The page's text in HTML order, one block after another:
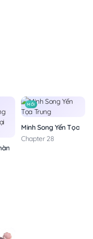
Con Ngỗng Vàng Của
MỚI
Minh Song Yến Tọa
Chapter 28